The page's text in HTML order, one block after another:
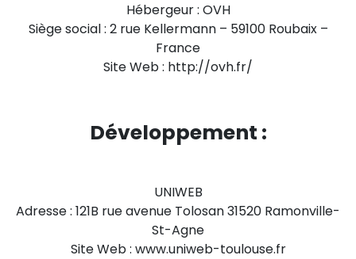
Hébergeur : OVH
Siège social : 2 rue Kellermann – 59100 Roubaix –
France
Site Web : http://ovh.fr/
Développement :
UNIWEB
Adresse : 121B rue avenue Tolosan 31520 Ramonville-
St-Agne
Site Web : www.uniweb-toulouse.fr